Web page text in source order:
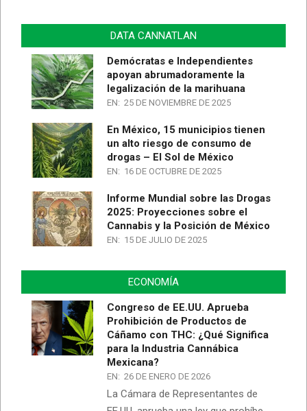
DATA CANNATLAN
Demócratas e Independientes
apoyan abrumadoramente la
legalización de la marihuana
EN: 25 DE NOVIEMBRE DE 2025
En México, 15 municipios tienen
un alto riesgo de consumo de
drogas – El Sol de México
EN: 16 DE OCTUBRE DE 2025
Informe Mundial sobre las Drogas
2025: Proyecciones sobre el
Cannabis y la Posición de México
EN: 15 DE JULIO DE 2025
ECONOMÍA
Congreso de EE.UU. Aprueba
Prohibición de Productos de
Cáñamo con THC: ¿Qué Significa
para la Industria Cannábica
Mexicana?
EN: 26 DE ENERO DE 2026
La Cámara de Representantes de